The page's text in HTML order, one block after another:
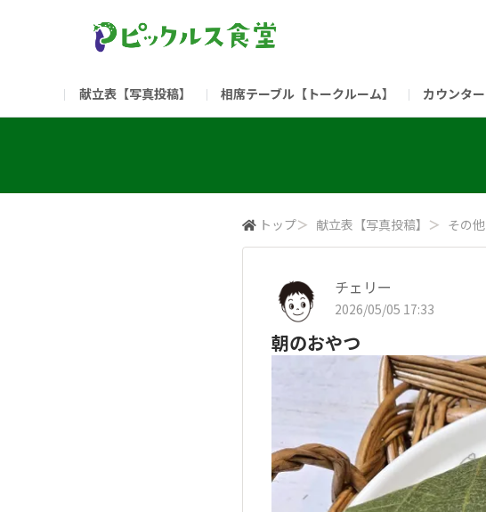
献立表【写真投稿】 相席テーブル【トークルーム】 カウンタ
（リンク）ご飯がススム ブランドサイト （リンク）
トップ＞ 献立表【写真投稿】 ＞ その他
チェリー
2026/05/05 17:33
朝のおやつ